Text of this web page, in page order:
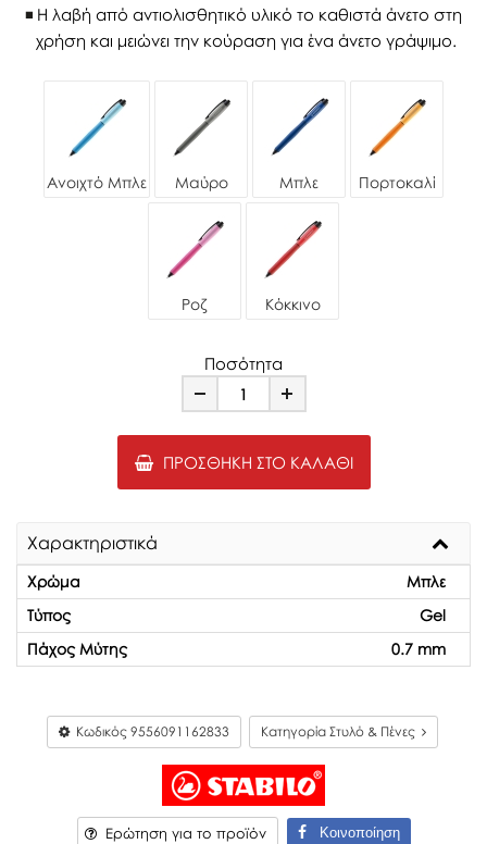
Η λαβή από αντιολισθητικό υλικό το καθιστά άνετο στη
χρήση και μειώνει την κούραση για ένα άνετο γράψιμο.
Ανοιχτό Μπλε Μαύρο Μπλε Πορτοκαλί
Ροζ Κόκκινο
Ποσότητα
Minus Plus
ΠΡΟΣΘΉΚΗ ΣΤΟ ΚΑΛΆΘΙ
Χαρακτηριστικά
Χρώμα
Μπλε
Τύπος
Gel
Πάχος Μύτης
0.7 mm
Κωδικός 9556091162833 Κατηγορία Στυλό & Πένες
Ερώτηση για το προϊόν Κοινοποίηση